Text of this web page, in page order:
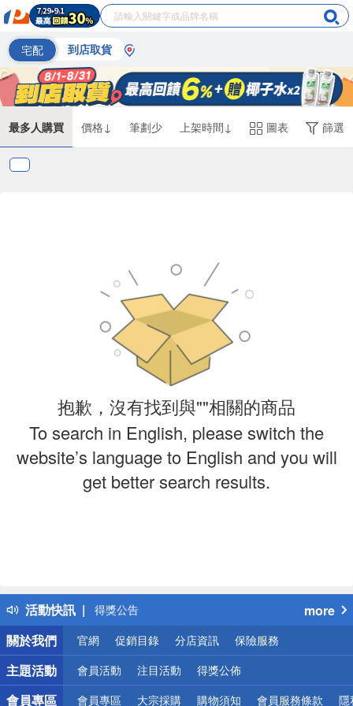
宅配 到店取貨
最多人購買 價格↓ 筆劃少 上架時間↓ 圖表 篩選
抱歉，沒有找到與""相關的商品
To search in English, please switch the
website’s language to English and you will
get better search results.
活動快訊
得獎公告
熱門話題
銀行優惠
偏遠地區配送
詐騙網頁！請小心！
more
關於我們
官網 促銷目錄 分店資訊 保險服務
主題活動 會員活動 注目活動 得獎公佈
會員專區 會員專區 大宗採購 購物須知 會員服務條款 隱